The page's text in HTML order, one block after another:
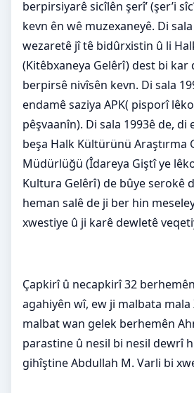
berpirsiyarê sicîlên şerî’ (şer’i
kevn ên wê muzexaneyê. Di
wezaretê jî tê bidûrxistin û li
(Kitêbxaneya Gelêrî) dest bi kar
berpirsê nivîsên kevn. Di sala
endamê saziya APK( pisporî
pêşvaanîn). Di sala 1993ê de, di
beşa Halk Kültürünü Araştırma
Müdürlüğü (Îdareya Giştî ye
Kultura Gelêrî) de bûye serokê
heman salê de ji ber hin
xwestiye û ji karê dewletê
Çapkirî û necapkirî 32
agahiyên wî, ew ji malbata mala
malbat wan gelek berhemên
parastine û nesil bi nesil dewrî
gihîştine Abdullah M. Varli bi